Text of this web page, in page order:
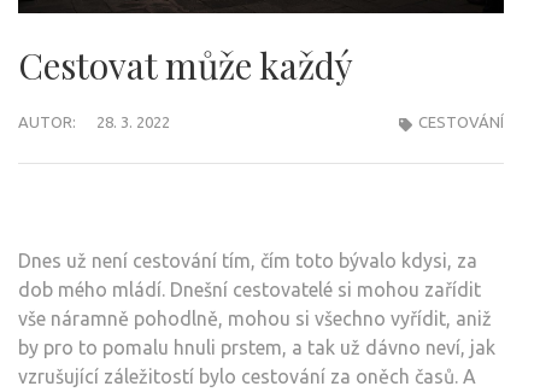
Cestovat může každý
AUTOR: 28. 3. 2022 CESTOVÁNÍ
Dnes už není cestování tím, čím toto bývalo kdysi, za
dob mého mládí. Dnešní cestovatelé si mohou zařídit
vše náramně pohodlně, mohou si všechno vyřídit, aniž
by pro to pomalu hnuli prstem, a tak už dávno neví, jak
vzrušující záležitostí bylo cestování za oněch časů. A